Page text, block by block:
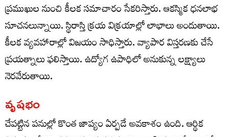
ప్రముఖుల నుంచి కీలక సమాచారం సేకరిస్తారు. ఆకస్మిక ధనలాభ
సూచనలున్నాయి. స్థిరాస్తి క్రయ విక్రయాల్లో లాభాలు అందుతాయి.
కీలక వ్యవహారాల్లో విజయం సాధిస్తారు. వ్యాపార విస్తరణకు చేసే
ప్రయత్నాలు ఫలిస్తాయి. ఉద్యోగ ఉపాధిలో అనుకున్న లక్ష్యాలు
నెరవేరుతాయి.
వృషభం
చేపట్టిన పనుల్లో కొంత జాప్యం ఏర్పడే అవకాశం ఉంది. ఆర్థిక